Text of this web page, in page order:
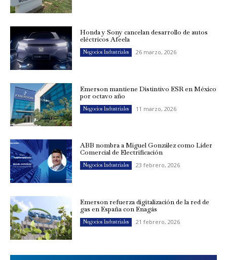
Honda y Sony cancelan desarrollo de autos
eléctricos Afeela
Negocios Industriales 26 marzo, 2026
Emerson mantiene Distintivo ESR en México
por octavo año
Negocios Industriales 11 marzo, 2026
ABB nombra a Miguel González como Líder
Comercial de Electrificación
Negocios Industriales 23 febrero, 2026
Emerson refuerza digitalización de la red de
gas en España con Enagás
Negocios Industriales 21 febrero, 2026